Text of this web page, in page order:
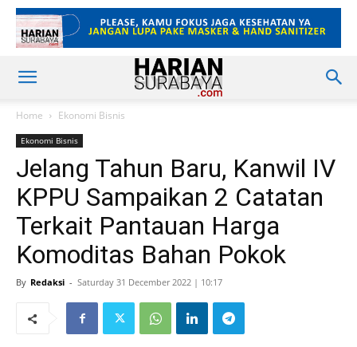
Home Ekonomi Bisnis
Ekonomi Bisnis
Jelang Tahun Baru, Kanwil IV
KPPU Sampaikan 2 Catatan
Terkait Pantauan Harga
Komoditas Bahan Pokok
By Redaksi - Saturday 31 December 2022 | 10:17